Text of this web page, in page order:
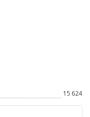
15 624